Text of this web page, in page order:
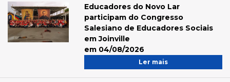
Educadores do Novo Lar
participam do Congresso
Salesiano de Educadores Sociais
em Joinville
em 04/08/2026
Ler mais